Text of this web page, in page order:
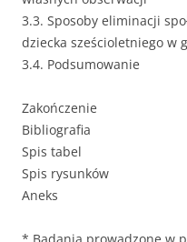
3.3. Sposoby eliminacji
dziecka sześcioletniego w
3.4. Podsumowanie
Zakończenie
Bibliografia
Spis tabel
Spis rysunków
Aneks